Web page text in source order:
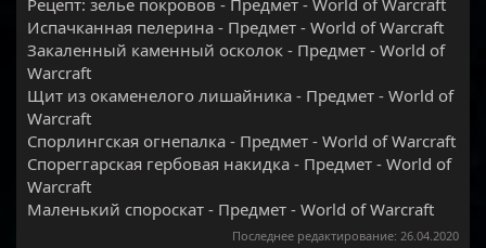
Рецепт: зелье покровов - Предмет - World of Warcraft
Испачканная пелерина - Предмет - World of Warcraft
Закаленный каменный осколок - Предмет - World of
Warcraft
Щит из окаменелого лишайника - Предмет - World of
Warcraft
Спорлингская огнепалка - Предмет - World of Warcraft
Спореггарская гербовая накидка - Предмет - World of
Warcraft
Маленький спороскат - Предмет - World of Warcraft
Последнее редактирование: 26.04.2020